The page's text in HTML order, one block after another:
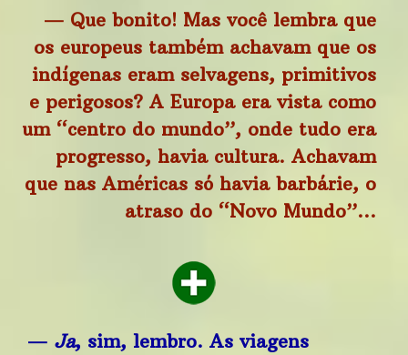
— Que bonito! Mas você lembra que
os europeus também achavam que os
indígenas eram selvagens, primitivos
e perigosos? A Europa era vista como
um “centro do mundo”, onde tudo era
progresso, havia cultura. Achavam
que nas Américas só havia barbárie, o
atraso do “Novo Mundo”…
— Ja, sim, lembro. As viagens